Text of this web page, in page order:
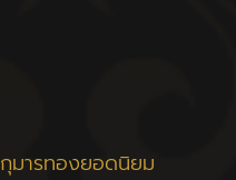
กุมารทองยอดนิยม